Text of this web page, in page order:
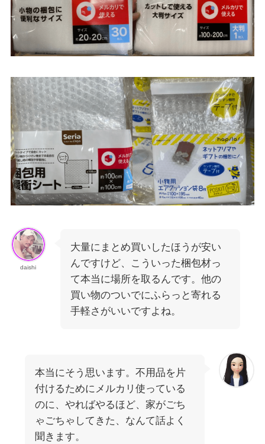
daishi
大量にまとめ買いしたほうが安い
んですけど、こういった梱包材っ
て本当に場所を取るんです。他の
買い物のついでにふらっと寄れる
手軽さがいいですよね。
本当にそう思います。不用品を片
付けるためにメルカリ使っている
のに、やればやるほど、家がごち
ゃごちゃしてきた、なんて話よく
聞きます。